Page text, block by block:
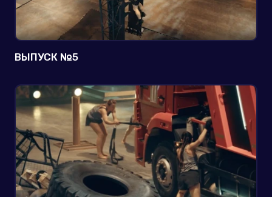
ВЫПУСК №5